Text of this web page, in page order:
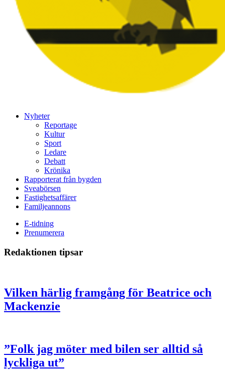
Nyheter
Reportage
Kultur
Sport
Ledare
Debatt
Krönika
Rapporterat från bygden
Sveabörsen
Fastighetsaffärer
Familjeannons
E-tidning
Prenumerera
Redaktionen tipsar
Vilken härlig framgång för Beatrice och
Mackenzie
”Folk jag möter med bilen ser alltid så
lyckliga ut”